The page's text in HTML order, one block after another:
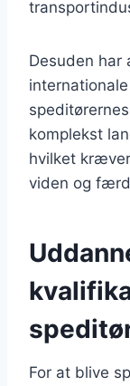
Desuden har
komplekst
hvilket
viden og
For at blive